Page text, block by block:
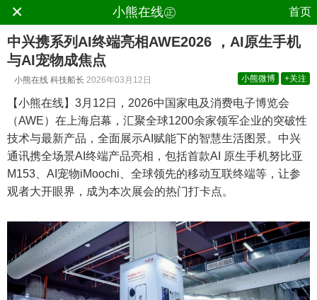
× 小熊在线㊣ 首页
中兴携系列AI终端亮相AWE2026 ，AI原生手机
与AI宠物成焦点
小熊在线 科技船长 2026年03月12日 小熊微博 +关注
【小熊在线】3月12日，2026中国家电及消费电子博览会
（AWE）在上海启幕，汇聚全球1200余家领军企业的突破性
技术与最新产品，全面展示AI赋能下的智慧生活图景。中兴
通讯携全场景AI终端产品亮相，包括首款AI 原生手机努比亚
M153、AI宠物iMoochi、全球领先的移动互联终端等，让参
观者大开眼界，成为本次展会的热门打卡点。